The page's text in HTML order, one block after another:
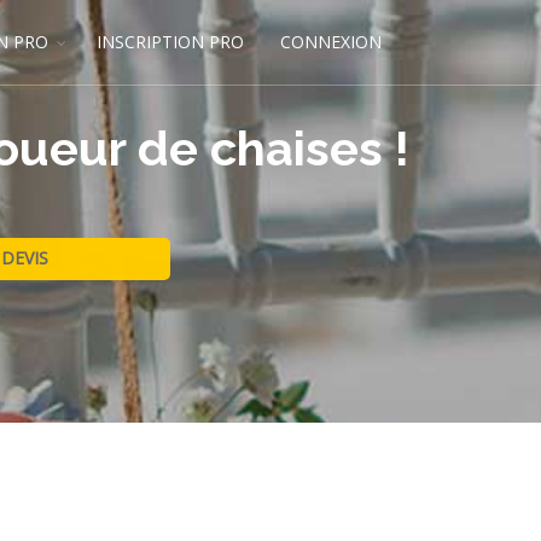
PRO INSCRIPTION PRO CONNEXION
de chaises !